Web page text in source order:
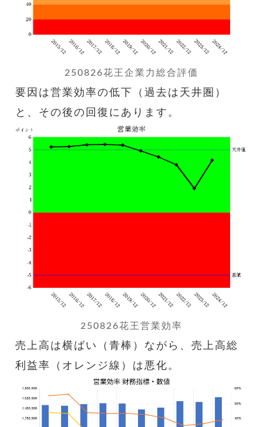
250826花王企業力総合評価
要因は営業効率の低下（過去は天井圏）
と、その後の回復にあります。
250826花王営業効率
売上高は横ばい（青棒）ながら、売上高総
利益率（オレンジ線）は悪化。